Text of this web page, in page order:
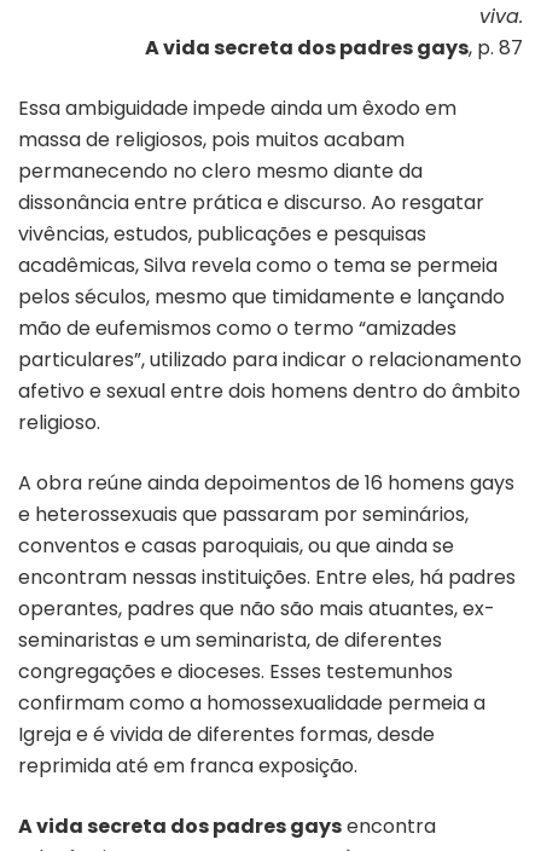
viva.
A vida secreta dos padres gays, p. 87
Essa ambiguidade impede ainda um êxodo em
massa de religiosos, pois muitos acabam
permanecendo no clero mesmo diante da
dissonância entre prática e discurso. Ao resgatar
vivências, estudos, publicações e pesquisas
acadêmicas, Silva revela como o tema se permeia
pelos séculos, mesmo que timidamente e lançando
mão de eufemismos como o termo “amizades
particulares”, utilizado para indicar o relacionamento
afetivo e sexual entre dois homens dentro do âmbito
religioso.
A obra reúne ainda depoimentos de 16 homens gays
e heterossexuais que passaram por seminários,
conventos e casas paroquiais, ou que ainda se
encontram nessas instituições. Entre eles, há padres
operantes, padres que não são mais atuantes, ex-
seminaristas e um seminarista, de diferentes
congregações e dioceses. Esses testemunhos
confirmam como a homossexualidade permeia a
Igreja e é vivida de diferentes formas, desde
reprimida até em franca exposição.
A vida secreta dos padres gaysencontra